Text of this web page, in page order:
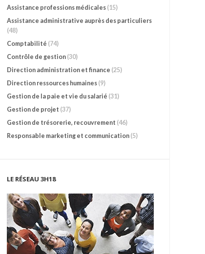
Assistance professions médicales (15)
Assistance administrative auprès des particuliers
(48)
Comptabilité (74)
Contrôle de gestion (30)
Direction administration et finance (25)
Direction ressources humaines (9)
Gestion de la paie et vie du salarié (31)
Gestion de projet (37)
Gestion de trésorerie, recouvrement (46)
Responsable marketing et communication (5)
LE RÉSEAU 3H18